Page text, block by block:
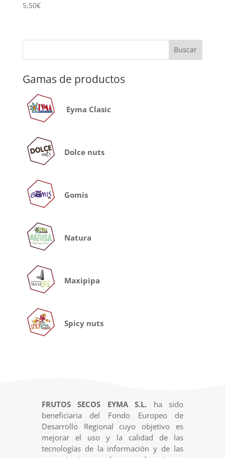
5,50€
Gamas de productos
Eyma Clasic
Dolce nuts
Gomis
Natura
Maxipipa
Spicy nuts
FRUTOS SECOS EYMA S.L. ha sido
beneficiaria del Fondo Europeo de
Desarrollo Regional cuyo objetivo es
mejorar el uso y la calidad de las
tecnologías de la información y de las